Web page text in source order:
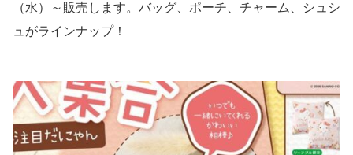
（水）～販売します。バッグ、ポーチ、チャーム、シュシ
ュがラインナップ！